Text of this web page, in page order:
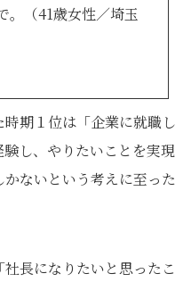
。（41歳女性／埼玉
時期１位は「企業に就職し
し、やりたいことを実現
ないという考えに至った
長になりたいと思ったこ